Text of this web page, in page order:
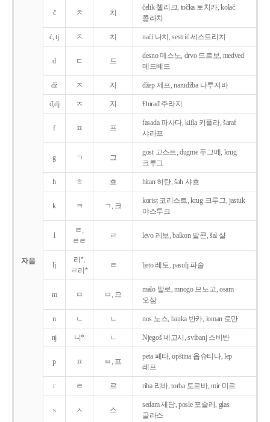
자음
č ㅊ 치
čelik 첼리크, točka 토치카, kolač
콜라치
ć, tj ㅊ 치 naći 나치, sestrić 세스트리치
d ㄷ 드
desno 데스노, drvo 드르보, medved
메드베드
dž ㅈ 지 džep 제프, narudžba 나루지바
đ,dj ㅈ 지 Ðurađ 주라지
f ㅍ 프
fasada 파사다, kifla 키플라, šaraf
샤라프
g ㄱ 그
gost 고스트, dugme 두그메, krug
크루그
h ㅎ 흐 hitan 히탄, šah 샤흐
k ㅋ ㄱ, 크
korist 코리스트, krug 크루그, jastuk
야스투크
l
ㄹ,
ㄹㄹ
ㄹ levo 레보, balkon 발콘, šal 샬
lj
리*,
ㄹ리*
ㄹ ljeto 레토, pasulj 파술
m ㅁ ㅁ, 므
malo 말로, mnogo 므노고, osam
오삼
n ㄴ ㄴ nos 노스, banka 반카, loman 로만
nj 니* ㄴ Njegoš 녜고시, svibanj 스비반
p ㅍ ㅂ, 프
peta 페타, opština 옵슈티나, lep
레프
r ㄹ 르 riba 리바, torba 토르바, mir 미르
s ㅅ 스
sedam 세담, posle 포슬레, glas
글라스